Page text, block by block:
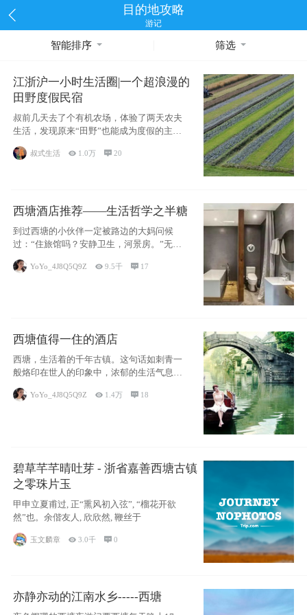
目的地攻略
游记
智能排序 筛选
江浙沪一小时生活圈|一个超浪漫的
田野度假民宿
叔前几天去了个有机农场，体验了两天农夫
生活，发现原来“田野”也能成为度假的主旋
律。江
叔式生活  1.0万 20
西塘酒店推荐——生活哲学之半糖
到过西塘的小伙伴一定被路边的大妈问候
过：“住旅馆吗？安静卫生，河景房。”无意
YoYo_4J8Q5Q9Z 9.5千  17
西塘值得一住的酒店
西塘，生活着的千年古镇。这句话如刺青一
般烙印在世人的印象中，浓郁的生活气息，
小桥流水
YoYo_4J8Q5Q9Z  1.4万  18
碧草芊芊晴吐芽 - 浙省嘉善西塘古镇
之零珠片玉
甲申立夏甫过, 正“熏风初入弦”, “榴花开欲
然”也。余偕友人, 欣欣然, 鞭丝于
玉文麟章  3.0千 0
亦静亦动的江南水乡-----西塘